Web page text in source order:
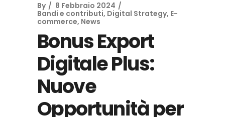
By
8 Febbraio 2024
Bandi e contributi, Digital Strategy, E-
commerce, News
Bonus Export
Digitale Plus:
Nuove
Opportunità per